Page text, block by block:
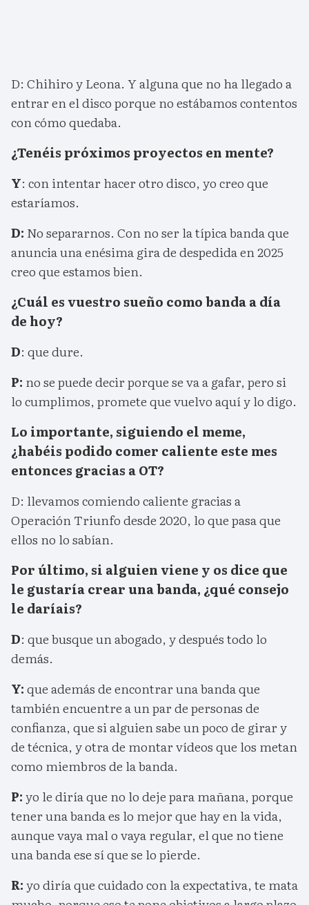
D: Chihiro y Leona. Y alguna que no ha llegado a
entrar en el disco porque no estábamos contentos
con cómo quedaba.
¿Tenéis próximos proyectos en mente?
Y: con intentar hacer otro disco, yo creo que
estaríamos.
D: No separarnos. Con no ser la típica banda que
anuncia una enésima gira de despedida en 2025
creo que estamos bien.
¿Cuál es vuestro sueño como banda a día
de hoy?
D: que dure.
P: no se puede decir porque se va a gafar, pero si
lo cumplimos, promete que vuelvo aquí y lo digo.
Lo importante, siguiendo el meme,
¿habéis podido comer caliente este mes
entonces gracias a OT?
D: llevamos comiendo caliente gracias a
Operación Triunfo desde 2020, lo que pasa que
ellos no lo sabían.
Por último, si alguien viene y os dice que
le gustaría crear una banda, ¿qué consejo
le daríais?
D: que busque un abogado, y después todo lo
demás.
Y:que además de encontrar una banda que
también encuentre a un par de personas de
confianza, que si alguien sabe un poco de girar y
de técnica, y otra de montar vídeos que los metan
como miembros de la banda.
P:yo le diría que no lo deje para mañana, porque
tener una banda es lo mejor que hay en la vida,
aunque vaya mal o vaya regular, el que no tiene
una banda ese sí que se lo pierde.
R:yo diría que cuidado con la expectativa, te mata